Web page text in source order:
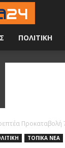
24
ώρες
ΠΟΛΙΤΙΚΗ
Προκαταβολή
ΤΟΠΙΚΑ ΝΕΑ